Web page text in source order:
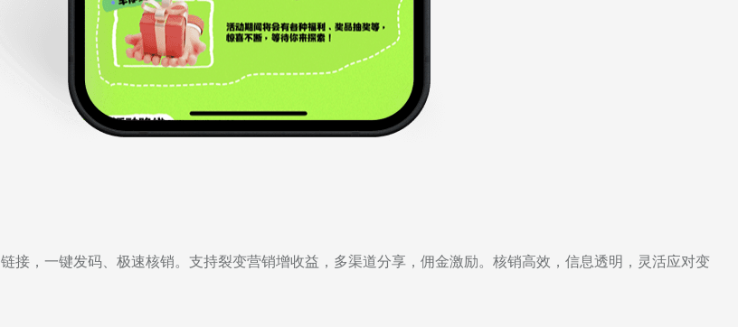
接，一键发码、极速核销。支持裂变营销增收益，多渠道分享，佣金激励。核销高效，信息透明，灵活应对变